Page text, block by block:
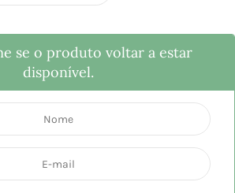
se o produto voltar a estar
disponível.